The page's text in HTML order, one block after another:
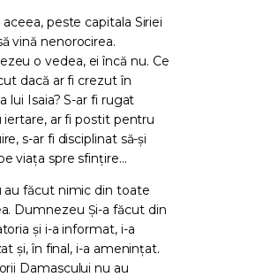
peste capitala Siriei
vină nenorocirea.
o vedea, ei încă nu. Ce
dacă ar fi crezut în
lui Isaia? S-ar fi rugat
iertare, ar fi postit pentru
s-ar fi disciplinat să-și
viața spre sfințire…
au făcut nimic din toate
Dumnezeu Și-a făcut din
și i-a informat, i-a
și, în final, i-a amenințat.
Damascului nu au